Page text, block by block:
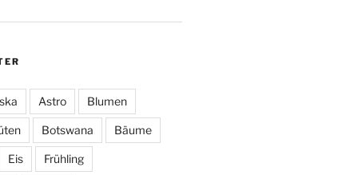
Astro Blumen
Botswana Bäume
Eis Frühling